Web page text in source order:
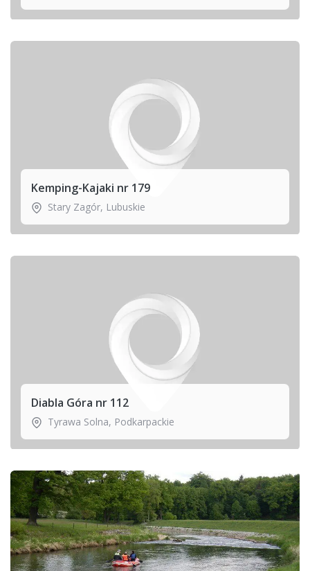
Kemping-Kajaki nr 179
Stary Zagór, Lubuskie
Diabla Góra nr 112
Tyrawa Solna, Podkarpackie